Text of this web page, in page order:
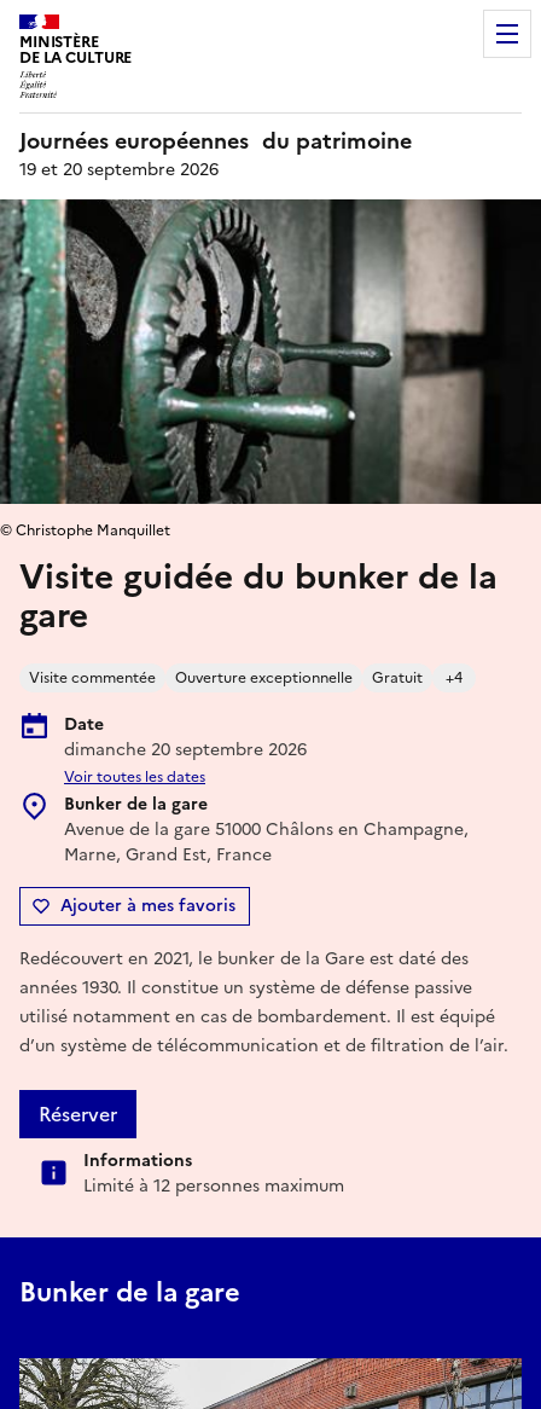
MINISTÈRE
DE LA CULTURE
Journées européennes du patrimoine
19 et 20 septembre 2026
Visite guidée du bunker de la
gare
Visite commentée Ouverture exceptionnelle Gratuit +4
Date
dimanche 20 septembre 2026
Voir toutes les dates
Bunker de la gare
Avenue de la gare 51000 Châlons en Champagne,
Marne, Grand Est, France
Ajouter à mes favoris
© Christophe Manquillet
Redécouvert en 2021, le bunker de la Gare est daté des
années 1930. Il constitue un système de défense passive
utilisé notamment en cas de bombardement. Il est équipé
d’un système de télécommunication et de filtration de l’air.
Réserver
Informations
Limité à 12 personnes maximum
Bunker de la gare